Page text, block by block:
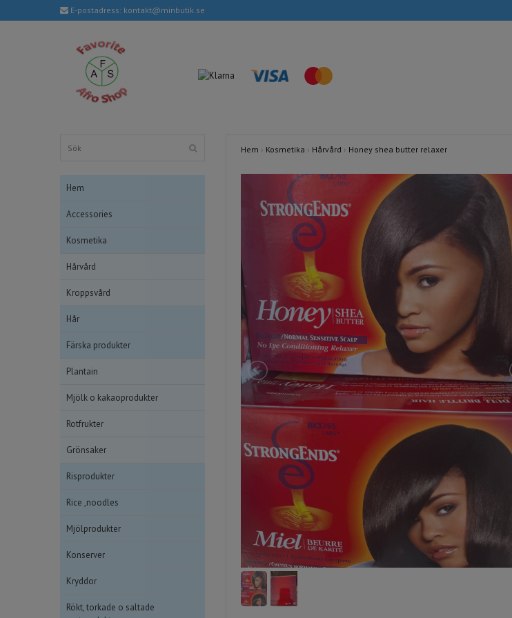
E-postadress: kontakt@minbutik.se
Hem
Accessories
Kosmetika
Hårvård
Kroppsvård
Hår
Färska produkter
Plantain
Mjölk o kakaoprodukter
Rotfrukter
Grönsaker
Risprodukter
Rice ,noodles
Mjölprodukter
Konserver
Kryddor
Rökt, torkade o saltade
Hem › Kosmetika › Hårvård › Honey shea butter relaxer